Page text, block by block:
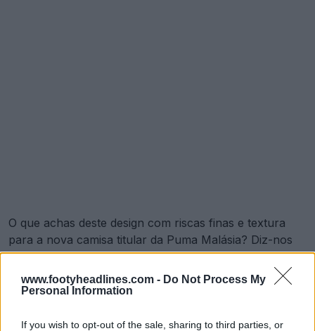
www.footyheadlines.com - Do Not Process My
Personal Information
If you wish to opt-out of the sale, sharing to third parties, or
O que achas deste design com riscas finas e textura
para a nova camisa titular da Puma Malásia? Diz-nos
nos comentários abaixo.